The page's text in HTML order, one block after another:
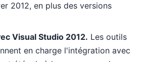
2012, en plus des versions
Visual Studio 2012. Les outils
en charge l'intégration avec